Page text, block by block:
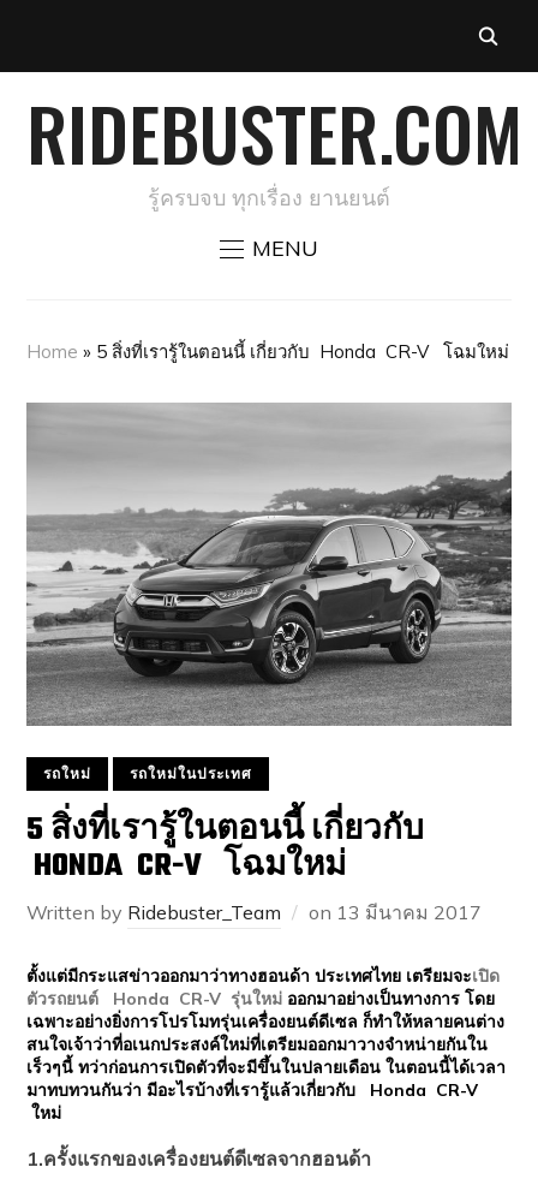
RIDEBUSTER.COM
รู้ครบจบ ทุกเรื่อง ยานยนต์
MENU
Home » 5 สิ่งที่เรารู้ในตอนนี้ เกี่ยวกับ Honda CR-V โฉมใหม่
รถใหม่ รถใหม่ในประเทศ
5 สิ่งที่เรารู้ในตอนนี้ เกี่ยวกับ
HONDA CR-V โฉมใหม่
Written by Ridebuster_Team on 13 มีนาคม 2017
ตั้งแต่มีกระแสข่าวออกมาว่าทางฮอนด้า ประเทศไทย เตรียมจะเปิด
ตัวรถยนต์ Honda CR-V รุ่นใหม่ ออกมาอย่างเป็นทางการ โดย
เฉพาะอย่างยิ่งการโปรโมทรุ่นเครื่องยนต์ดีเซล ก็ทำให้หลายคนต่าง
สนใจเจ้าว่าที่อเนกประสงค์ใหม่ที่เตรียมออกมาวางจำหน่ายกันใน
เร็วๆนี้ ทว่าก่อนการเปิดตัวที่จะมีขึ้นในปลายเดือน ในตอนนี้ได้เวลา
มาทบทวนกันว่า มีอะไรบ้างที่เรารู้แล้วเกี่ยวกับ Honda CR-V
ใหม่
1.ครั้งแรกของเครื่องยนต์ดีเซลจากฮอนด้า